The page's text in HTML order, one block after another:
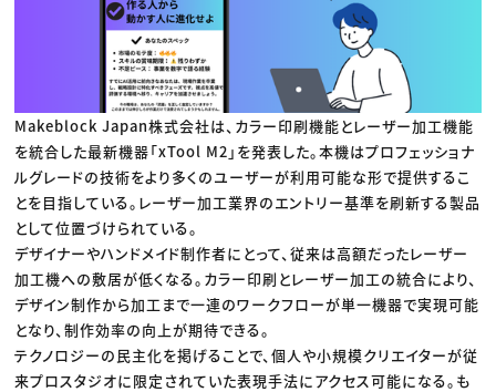
Makeblock Japan株式会社は、カラー印刷機能とレーザー加工機能
を統合した最新機器「xTool M2」を発表した。本機はプロフェッショナ
ルグレードの技術をより多くのユーザーが利用可能な形で提供するこ
とを目指している。レーザー加工業界のエントリー基準を刷新する製品
として位置づけられている。
デザイナーやハンドメイド制作者にとって、従来は高額だったレーザー
加工機への敷居が低くなる。カラー印刷とレーザー加工の統合により、
デザイン制作から加工まで一連のワークフローが単一機器で実現可能
となり、制作効率の向上が期待できる。
テクノロジーの民主化を掲げることで、個人や小規模クリエイターが従
来プロスタジオに限定されていた表現手法にアクセス可能になる。も